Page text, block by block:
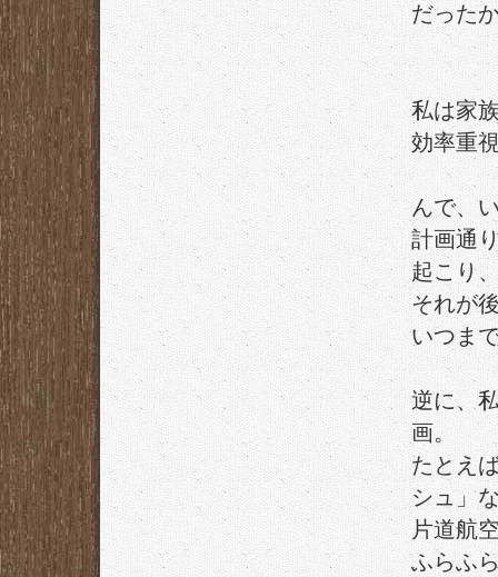
だった
私は家
効率重
んで、
計画通
起こり
それが
いつま
逆に、
画。
たとえ
シュ」
片道航
ふらふ